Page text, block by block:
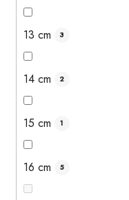
13 cm 3
14 cm 2
15 cm 1
16 cm 5